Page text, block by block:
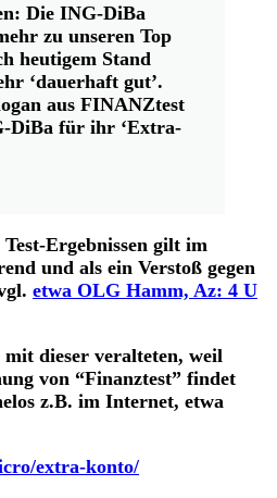
Die ING-DiBa
zu unseren Top
heutigem Stand
‘dauerhaft gut’.
aus FINANZtest
DiBa für ihr ‘Extra-
Ergebnissen gilt im
und als ein Verstoß gegen
etwa OLG Hamm, Az: 4 U
dieser veralteten, weil
von “Finanztest” findet
z.B. im Internet, etwa
extra-konto/